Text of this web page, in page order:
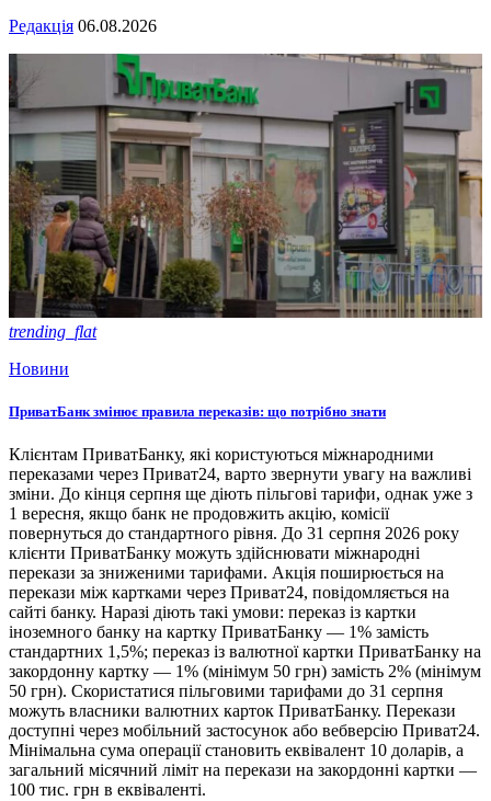
Редакція 06.08.2026
trending_flat
Новини
ПриватБанк змінює правила переказів: що потрібно знати
Клієнтам ПриватБанку, які користуються міжнародними
переказами через Приват24, варто звернути увагу на важливі
зміни. До кінця серпня ще діють пільгові тарифи, однак уже з
1 вересня, якщо банк не продовжить акцію, комісії
повернуться до стандартного рівня. До 31 серпня 2026 року
клієнти ПриватБанку можуть здійснювати міжнародні
перекази за зниженими тарифами. Акція поширюється на
перекази між картками через Приват24, повідомляється на
сайті банку. Наразі діють такі умови: переказ із картки
іноземного банку на картку ПриватБанку — 1% замість
стандартних 1,5%; переказ із валютної картки ПриватБанку на
закордонну картку — 1% (мінімум 50 грн) замість 2% (мінімум
50 грн). Скористатися пільговими тарифами до 31 серпня
можуть власники валютних карток ПриватБанку. Перекази
доступні через мобільний застосунок або вебверсію Приват24.
Мінімальна сума операції становить еквівалент 10 доларів, а
загальний місячний ліміт на перекази на закордонні картки —
100 тис. грн в еквіваленті.